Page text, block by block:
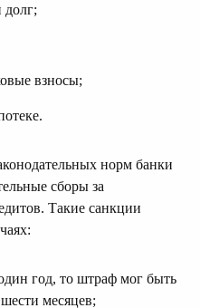
долг;
взносы;
норм банки
сборы за
Такие санкции
год, то штраф мог быть
месяцев;